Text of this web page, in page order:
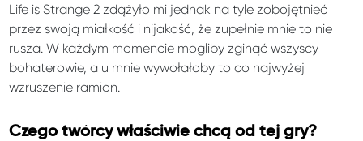
Life is Strange 2 zdążyło mi jednak na tyle zobojętnieć
przez swoją miałkość i nijakość, że zupełnie mnie to nie
rusza. W każdym momencie mogliby zginąć wszyscy
bohaterowie, a u mnie wywołałoby to co najwyżej
wzruszenie ramion.
Czego twórcy właściwie chcą od tej gry?